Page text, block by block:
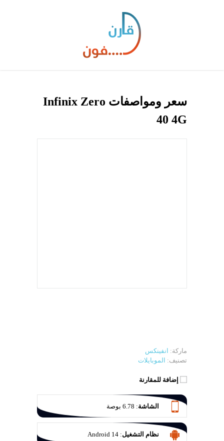
سعر ومواصفات Infinix Zero
40 4G
ماركة: انفينكس
تصنيف: الموبايلات
إضافة للمقارنة
الشاشة: 6.78 بوصة
نظام التشغيل:
Android 14